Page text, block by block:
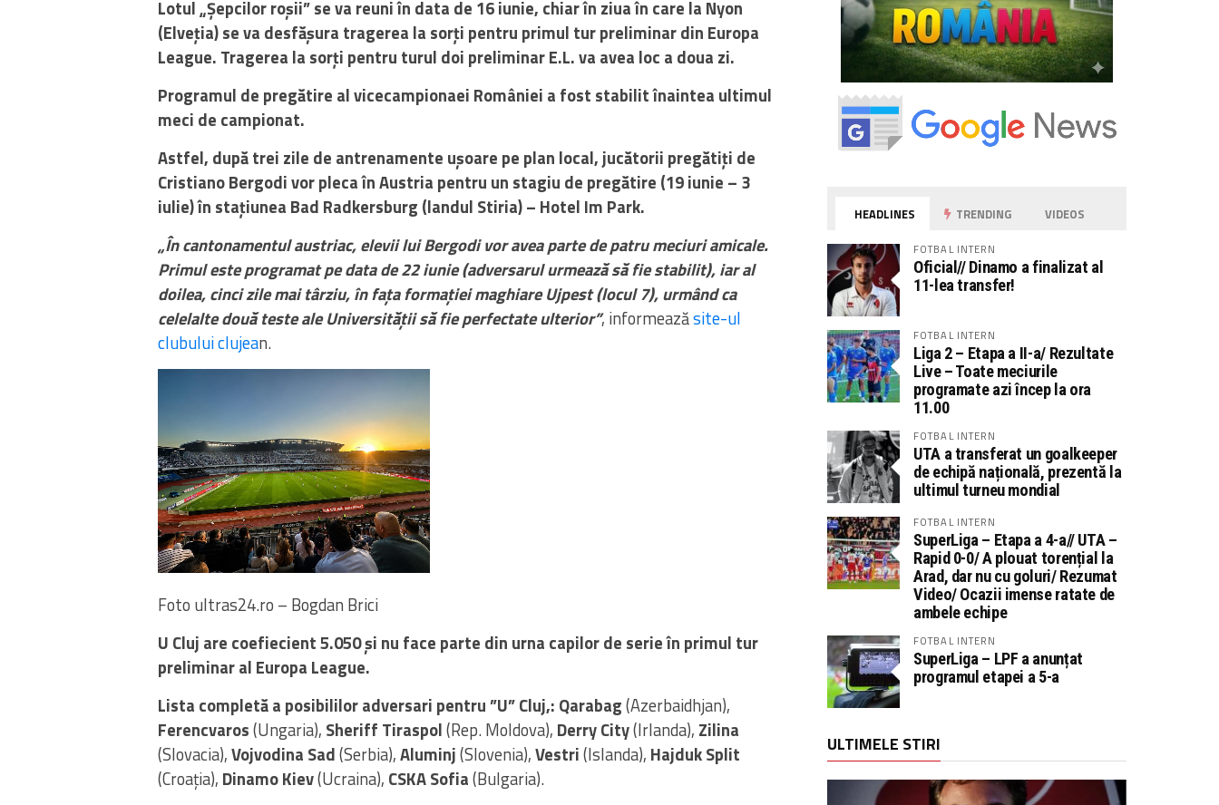
Lotul „Șepcilor roșii” se va reuni în data de 16 iunie, chiar în ziua în care la Nyon
(Elveția) se va desfășura tragerea la sorți pentru primul tur preliminardin Europa
League. Tragerea la sorți pentru turul doi preliminar E.L. va avea loc a doua zi.
Programul de pregătire al vicecampionaei României a fost stabilit înaintea ultimul
meci de campionat.
Astfel, după trei zile de antrenamente ușoare pe plan local, jucătorii pregătiți de
Cristiano Bergodi vor pleca în Austria pentru un stagiu de pregătire (19 iunie – 3
iulie) în stațiunea Bad Radkersburg (landul Stiria) – Hotel Im Park.
„În cantonamentul austriac, elevii lui Bergodi vor avea parte de patru meciuri amicale.
Primul este programat pe data de 22 iunie (adversarul urmează să fie stabilit), iar al
doilea, cinci zile mai târziu, în fața formației maghiare Ujpest (locul 7), urmând ca
celelalte două teste ale Universității să fie perfectate ulterior”, informeazăsite-ul
clubului clujean.
Foto ultras24.ro – Bogdan Brici
U Cluj are coefiecient 5.050 și nu face parte din urna capilor de serie în primul tur
preliminar al Europa League.
Lista completă a posibililor adversari pentru ”U” Cluj,: Qarabag(Azerbaidhjan),
Ferencvaros(Ungaria), Sheriff Tiraspol(Rep. Moldova), Derry City(Irlanda), Zilina
(Slovacia),Vojvodina Sad(Serbia),Aluminj(Slovenia),Vestri(Islanda), Hajduk Split
(Croația), Dinamo Kiev(Ucraina), CSKA Sofia(Bulgaria).
HEADLINES TRENDING VIDEOS
FOTBAL INTERN
Oficial// Dinamo a finalizat al
11-lea transfer!
FOTBAL INTERN
Liga 2 – Etapa a II-a/ Rezultate
Live – Toate meciurile
programate azi încep la ora
11.00
FOTBAL INTERN
UTA a transferat un goalkeeper
de echipă națională, prezentă la
ultimul turneu mondial
FOTBAL INTERN
SuperLiga – Etapa a 4-a// UTA –
Rapid 0-0/ A plouat torențial la
Arad, dar nu cu goluri/ Rezumat
Video/ Ocazii imense ratate de
ambele echipe
FOTBAL INTERN
SuperLiga – LPF a anunțat
programul etapei a 5-a
ULTIMELE STIRI